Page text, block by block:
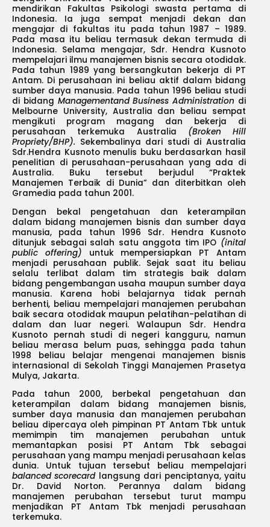
mendirikan Fakultas Psikologi swasta pertama di
Indonesia. Ia juga sempat menjadi dekan dan
mengajar di fakultas itu pada tahun 1987 – 1989.
Pada masa itu beliau termasuk dekan termuda di
Indonesia. Selama mengajar, Sdr. Hendra Kusnoto
mempelajari ilmu manajemen bisnis secara otodidak.
Pada tahun 1989 yang bersangkutan bekerja di PT
Antam. Di perusahaan ini beliau aktif dalam bidang
sumber daya manusia. Pada tahun 1996 beliau studi
di bidang Managementand Business Administration di
Melbourne University, Australia dan beliau sempat
mengikuti program magang dan bekerja di
perusahaan terkemuka Australia (Broken Hill
Propriety/BHP). Sekembalinya dari studi di Australia
Sdr.Hendra Kusnoto menulis buku berdasarkan hasil
penelitian di perusahaan-perusahaan yang ada di
Australia. Buku tersebut berjudul “Praktek
Manajemen Terbaik di Dunia” dan diterbitkan oleh
Gramedia pada tahun 2001.
Dengan bekal pengetahuan dan keterampilan
dalam bidang manajemen bisnis dan sumber daya
manusia, pada tahun 1996 Sdr. Hendra Kusnoto
ditunjuk sebagai salah satu anggota tim IPO (inital
public offering) untuk mempersiapkan PT Antam
menjadi perusahaan publik. Sejak saat itu beliau
selalu terlibat dalam tim strategis baik dalam
bidang pengembangan usaha maupun sumber daya
manusia. Karena hobi belajarnya tidak pernah
berhenti, beliau mempelajari manajemen perubahan
baik secara otodidak maupun pelatihan-pelatihan di
dalam dan luar negeri. Walaupun Sdr. Hendra
Kusnoto pernah studi di negeri kangguru, namun
beliau merasa belum puas, sehingga pada tahun
1998 beliau belajar mengenai manajemen bisnis
internasional di Sekolah Tinggi Manajemen Prasetya
Mulya, Jakarta.
Pada tahun 2000, berbekal pengetahuan dan
keterampilan dalam bidang manajemen bisnis,
sumber daya manusia dan manajemen perubahan
beliau dipercaya oleh pimpinan PT Antam Tbk untuk
memimpin tim manajemen perubahan untuk
memantapkan posisi PT Antam Tbk sebagai
perusahaan yang mampu menjadi perusahaan kelas
dunia. Untuk tujuan tersebut beliau mempelajari
balanced scorecard langsung dari penciptanya, yaitu
Dr. David Norton. Perannya dalam bidang
manajemen perubahan tersebut turut mampu
menjadikan PT Antam Tbk menjadi perusahaan
terkemuka.